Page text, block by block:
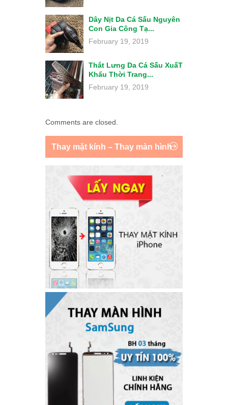
Dây Nịt Da Cá Sấu Nguyên
Con Gia Công Tạ...
February 19, 2019
Thắt Lưng Da Cá Sấu XuấT
Khẩu Thời Trang...
February 19, 2019
Comments are closed.
Thay mặt kính – Thay màn hình